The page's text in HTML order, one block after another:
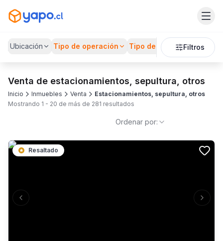
Ubicación Tipo de operación Tipo de PropiedadFiltros
Venta de estacionamientos, sepultura, otros
Inicio Inmuebles Venta
Estacionamientos, sepultura, otros
Mostrando 1 - 20 de más de 281 resultados
Ordenar por:
Previous slide Next
Resaltado